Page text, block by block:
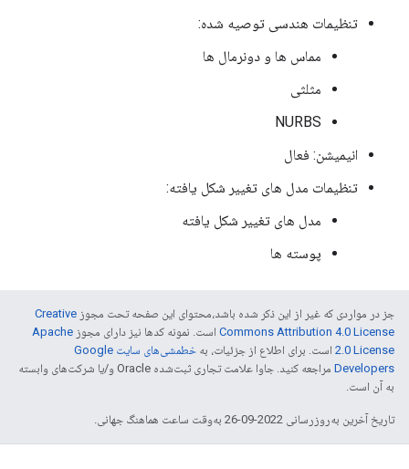
تنظیمات هندسی توصیه شده:
مماس ها و دونرمال ها
مثلثی
NURBS
انیمیشن: فعال
تنظیمات مدل های تغییر شکل یافته:
مدل های تغییر شکل یافته
پوسته ها
جز در مواردی که غیر از این ذکر شده باشد،‌محتوای این صفحه تحت مجوز Creative
Commons Attribution 4.0 License است. نمونه کدها نیز دارای مجوز Apache
2.0 License است. برای اطلاع از جزئیات، به
خطمشی‌های سایت Google
Developers‏
مراجعه کنید. جاوا علامت تجاری ثبت‌شده Oracle و/یا شرکت‌های وابسته
به آن است.
تاریخ آخرین به‌روزرسانی 2022-09-26 به‌وقت ساعت هماهنگ جهانی.